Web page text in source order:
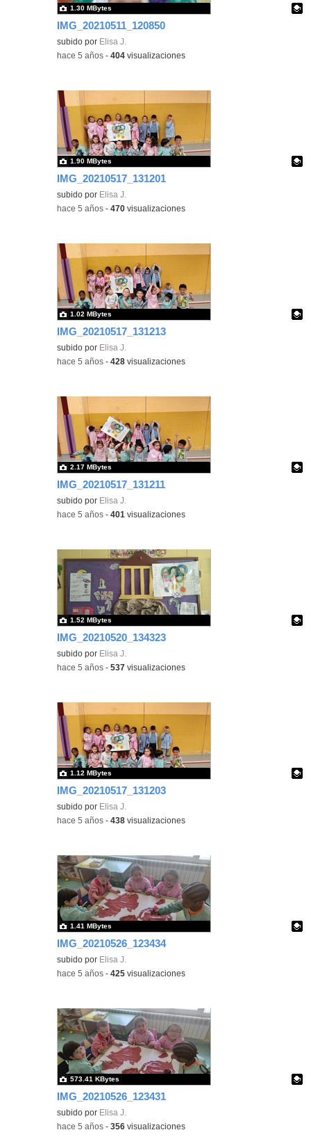
IMG_20210511_120850
Contenido educativo.
subido por Elisa J.
1.30 MBytes
-hace 5 años -404 visualizaciones
IMG_20210517_131201
Contenido educativo.
subido por Elisa J.
1.90 MBytes
-hace 5 años -470 visualizaciones
IMG_20210517_131213
Contenido educativo.
subido por Elisa J.
1.02 MBytes
-hace 5 años -428 visualizaciones
IMG_20210517_131211
Contenido educativo.
subido por Elisa J.
2.17 MBytes
-hace 5 años -401 visualizaciones
IMG_20210520_134323
Contenido educativo.
subido por Elisa J.
1.52 MBytes
-hace 5 años -537 visualizaciones
IMG_20210517_131203
Contenido educativo.
subido por Elisa J.
1.12 MBytes
-hace 5 años -438 visualizaciones
IMG_20210526_123434
Contenido educativo.
subido por Elisa J.
1.41 MBytes
-hace 5 años -425 visualizaciones
IMG_20210526_123431
Contenido educativo.
subido por Elisa J.
573.41 KBytes
-hace 5 años -356 visualizaciones